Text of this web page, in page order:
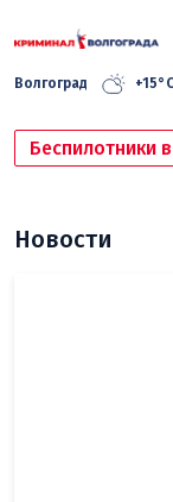
Волгоград +15°C
Беспилотники
Новости